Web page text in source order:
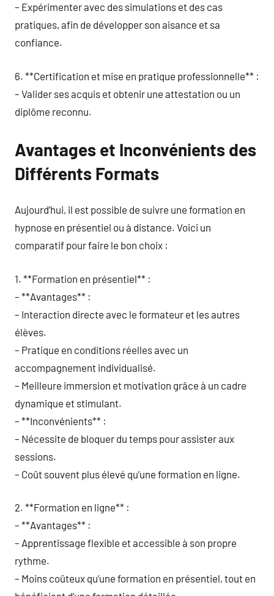
– Expérimenter avec des simulations et des cas
pratiques, afin de développer son aisance et sa
confiance.
6. **Certification et mise en pratique professionnelle** :
– Valider ses acquis et obtenir une attestation ou un
diplôme reconnu.
Avantages et Inconvénients des
Différents Formats
Aujourd’hui, il est possible de suivre une formation en
hypnose en présentiel ou à distance. Voici un
comparatif pour faire le bon choix :
1. **Formation en présentiel** :
– **Avantages** :
– Interaction directe avec le formateur et les autres
élèves.
– Pratique en conditions réelles avec un
accompagnement individualisé.
– Meilleure immersion et motivation grâce à un cadre
dynamique et stimulant.
– **Inconvénients** :
– Nécessite de bloquer du temps pour assister aux
sessions.
– Coût souvent plus élevé qu’une formation en ligne.
2. **Formation en ligne** :
– **Avantages** :
– Apprentissage flexible et accessible à son propre
rythme.
– Moins coûteux qu’une formation en présentiel, tout en